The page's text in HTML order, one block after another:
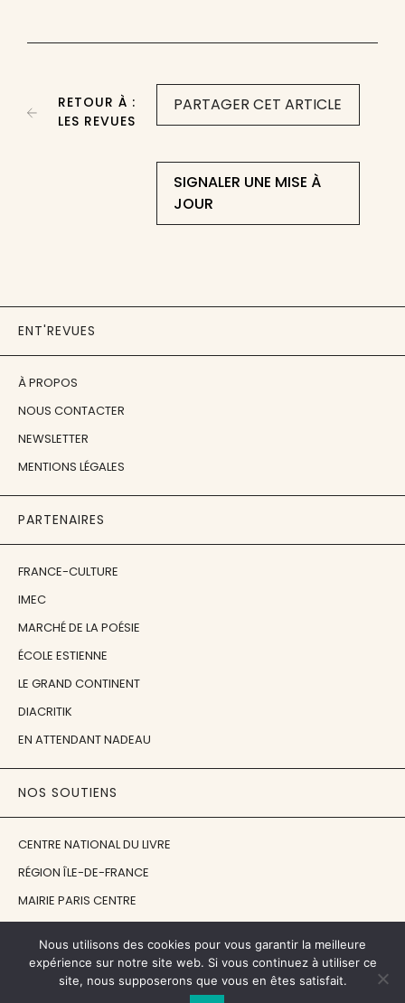
PARTAGER CET ARTICLE
SIGNALER UNE MISE À
JOUR
RETOUR À :
LES REVUES
ENT'REVUES
À PROPOS
NOUS CONTACTER
NEWSLETTER
MENTIONS LÉGALES
PARTENAIRES
FRANCE-CULTURE
IMEC
MARCHÉ DE LA POÉSIE
ÉCOLE ESTIENNE
LE GRAND CONTINENT
DIACRITIK
EN ATTENDANT NADEAU
NOS SOUTIENS
CENTRE NATIONAL DU LIVRE
RÉGION ÎLE-DE-FRANCE
MAIRIE PARIS CENTRE
FONDATION JAN MICHALSKI
Nous utilisons des cookies pour vous garantir la meilleure
expérience sur notre site web. Si vous continuez à utiliser ce
site, nous supposerons que vous en êtes satisfait.